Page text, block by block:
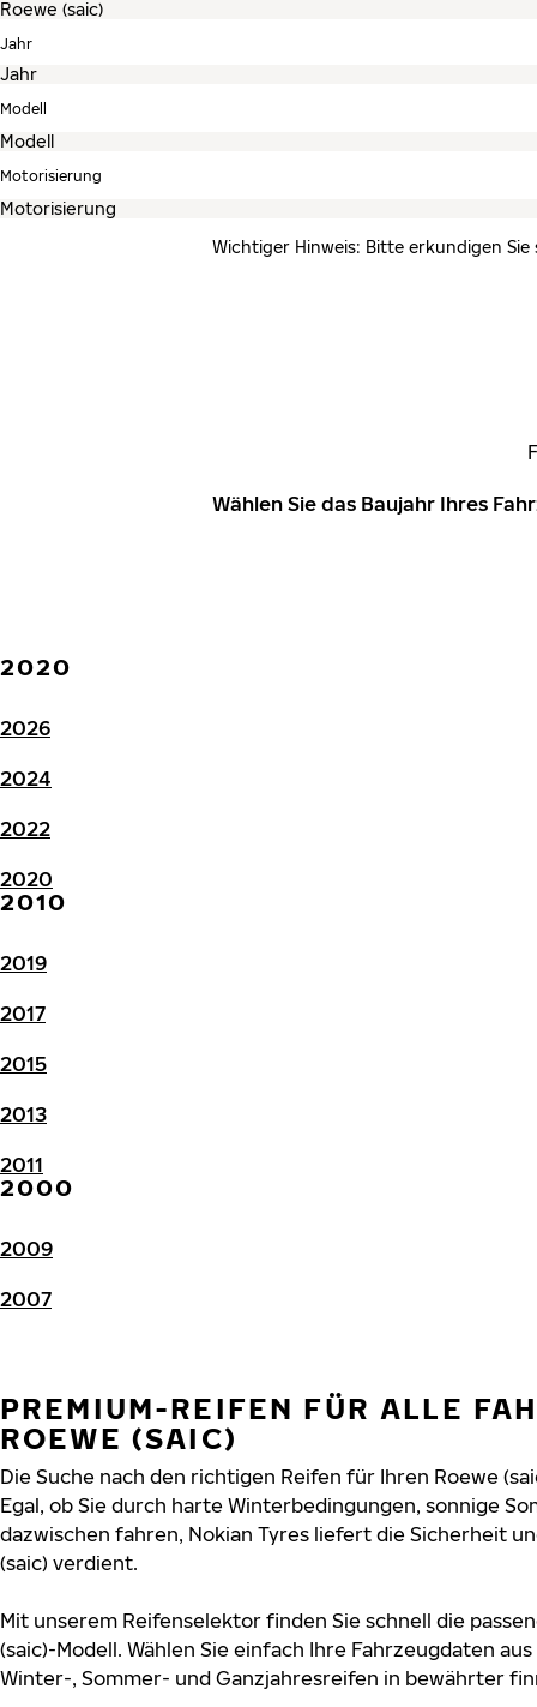
Jahr
Modell
Motorisierung
Wichtiger Hinweis: Bitte erkundigen
Wählen Sie das Baujahr Ihres
2020
2026
2024
2022
2020
2010
2019
2017
2015
2013
2011
2000
2009
2007
PREMIUM-REIFEN FÜR ALLE
ROEWE (SAIC)
Die Suche nach den richtigen Reifen für Ihren Roewe
Egal, ob Sie durch harte Winterbedingungen, sonnige
dazwischen fahren, Nokian Tyres liefert die Sicherheit
(saic) verdient.
Mit unserem Reifenselektor finden Sie schnell die
(saic)-Modell. Wählen Sie einfach Ihre Fahrzeugdaten
Winter-, Sommer- und Ganzjahresreifen in bewährter